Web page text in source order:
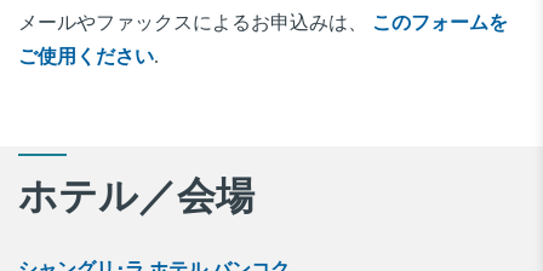
メールやファックスによるお申込みは、 このフォームを
ご使用ください.
ホテル／会場